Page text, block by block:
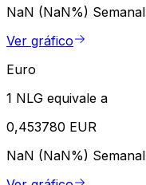
NaN (NaN%) Semanal
Ver gráfico
Euro
1 NLG equivale a
0,453780 EUR
NaN (NaN%) Semanal